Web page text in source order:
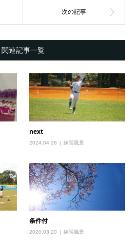
関連記事一覧
next
2024.04.28 練習風景
条件付
2020.03.20 練習風景